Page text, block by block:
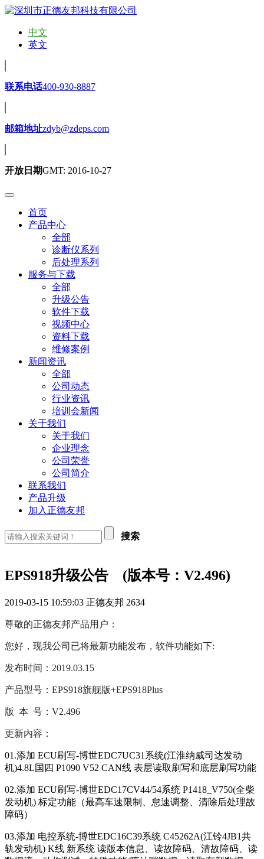
中文
英文
联系电话400-930-8887
邮箱地址zdyb@zdeps.com
开放日期GMT: 2016-10-27
首页
产品中心
全部
诊断仪系列
后处理系列
服务与下载
全部
升级公告
软件下载
视频中心
资料下载
维修案例
新闻资讯
全部
公司动态
行业资讯
培训会新闻
关于我们
关于我们
企业理念
公司荣誉
公司简介
联系我们
产品升级
加入正德友邦
搜索
EPS918升级公告 (版本号：V2.496)
2019-03-15 10:59:03 正德友邦 2634
尊敬的正德友邦产品用户：
您好，现我公司已将最新功能发布，软件功能如下:
发布时间：2019.03.15
产品型号：EPS918旗舰版+EPS918Plus
版 本 号：V2.496
更新内容：
01.添加 ECU刷写-博世EDC7UC31系统(江淮纳威司达发动
机)4.8L国四 P1090 V52 CAN线 表层读取刷写和底层刷写功能
02.添加 ECU刷写-博世EDC17CV44/54系统 P1418_V750(全柴
发动机) 标定功能（最高车速限制、怠速调整、清除后处理故
障码）
03.添加 电控系统-博世EDC16C39系统 C45262A(江铃4JB1共
轨发动机) K线 新系统 读版本信息、读故障码、清故障码、读